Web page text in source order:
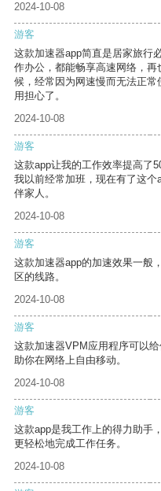
2024-10-08
游客
这款加速器app简直是居家旅行
作办公，都能畅享高速网络，
候，经常因为网速慢而无法正
用担心了。
2024-10-08
游客
这款app让我的工作效率提高了
我以前经常加班，现在有了这
伴家人。
2024-10-08
游客
这款加速器app的加速效果一般
区的线路。
2024-10-08
游客
这款加速器VPM应用程序可以
助你在网络上自由移动。
2024-10-08
游客
这款app是我工作上的得力助手
更轻松地完成工作任务。
2024-10-08